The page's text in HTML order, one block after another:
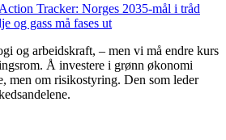
Tracker: Norges 2035-mål i tråd
og gass må fases ut
og arbeidskraft, – men vi må endre kurs
Å investere i grønn økonomi
men om risikostyring. Den som leder